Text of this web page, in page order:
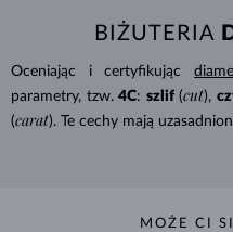
BIŻUTERIA
Oceniając i certyfikując
parametry, tzw. 4C: szlif (cut),
(carat). Te cechy mają
MOŻE CI